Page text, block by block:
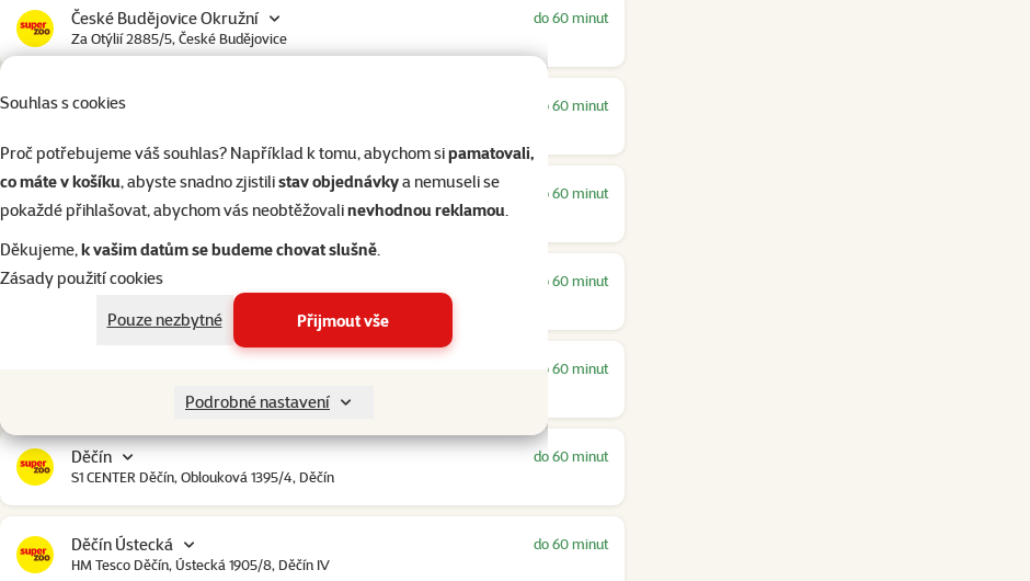
Souhlas s cookies
Proč potřebujeme váš souhlas? Například k tomu, abychom sipamatovali,
co máte v košíku, abyste snadno zjistilistav objednávkya nemuseli se
pokaždé přihlašovat, abychom vás neobtěžovalinevhodnou reklamou.
Děkujeme,k vašim datům se budeme chovat slušně.
Zásady použití cookies
Pouze nezbytné
Přijmout vše
Podrobné nastavení
České Budějovice Okružní
Za Otýlií 2885/5, České Budějovice
do 60 minut
České Budějovice Strakonická do 60 minut
Český Krumlov
Urbinská 238, Český Krumlov
do 60 minut
Čestlice
Čestlice komerční zóna, U Makra 123, Čestlice
do 60 minut
do 60 minut
Děčín
S1 CENTER Děčín, Oblouková 1395/4, Děčín
do 60 minut
Děčín Ústecká
HM Tesco Děčín, Ústecká 1905/8, Děčín IV
do 60 minut